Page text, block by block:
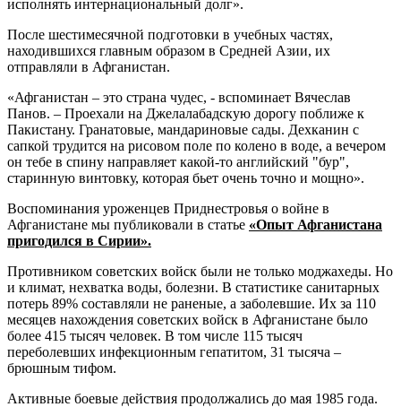
исполнять интернациональный долг».
После шестимесячной подготовки в учебных частях,
находившихся главным образом в Средней Азии, их
отправляли в Афганистан.
«Афганистан – это страна чудес, - вспоминает Вячеслав
Панов. – Проехали на Джелалабадскую дорогу поближе к
Пакистану. Гранатовые, мандариновые сады. Дехканин с
сапкой трудится на рисовом поле по колено в воде, а вечером
он тебе в спину направляет какой-то английский "бур",
старинную винтовку, которая бьет очень точно и мощно».
Воспоминания уроженцев Приднестровья о войне в
Афганистане мы публиковали в статье «Опыт Афганистана
пригодился в Сирии».
Противником советских войск были не только моджахеды. Но
и климат, нехватка воды, болезни. В статистике санитарных
потерь 89% составляли не раненые, а заболевшие. Их за 110
месяцев нахождения советских войск в Афганистане было
более 415 тысяч человек. В том числе 115 тысяч
переболевших инфекционным гепатитом, 31 тысяча –
брюшным тифом.
Активные боевые действия продолжались до мая 1985 года.